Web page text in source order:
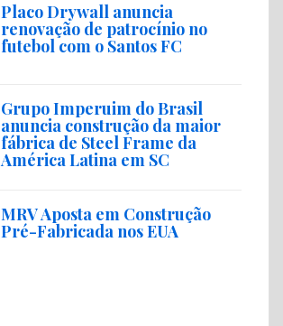
Placo Drywall anuncia
renovação de patrocínio no
futebol com o Santos FC
Grupo Imperuim do Brasil
anuncia construção da maior
fábrica de Steel Frame da
América Latina em SC
MRV Aposta em Construção
Pré-Fabricada nos EUA